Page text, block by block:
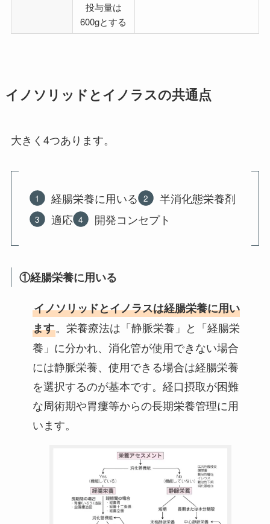
投与量は
600gとする
イノソリッドとイノラスの共通点
大きく4つあります。
経腸栄養に用いる
半消化態栄養剤
適応
開発コンセプト
①経腸栄養に用いる
イノソリッドとイノラスは経腸栄養に用い
ます。栄養療法は「静脈栄養」と「経腸栄
養」に分かれ、消化管が使用できない場合
には静脈栄養、使用できる場合は経腸栄養
を選択するのが基本です。経口摂取が困難
な周術期や胃瘻等からの長期栄養管理に用
います。